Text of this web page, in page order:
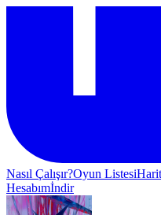
Nasıl Çalışır?Oyun Listesi
Hesabımİndir